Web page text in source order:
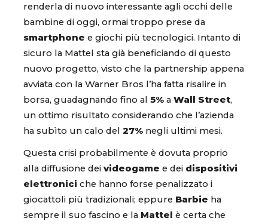
renderla di nuovo interessante agli occhi delle
bambine di oggi, ormai troppo prese da
smartphone e giochi più tecnologici. Intanto di
sicuro la Mattel sta già beneficiando di questo
nuovo progetto, visto che la partnership appena
avviata con la Warner Bros l’ha fatta risalire in
borsa, guadagnando fino al 5% a Wall Street,
un ottimo risultato considerando che l’azienda
ha subìto un calo del 27% negli ultimi mesi.
Questa crisi probabilmente è dovuta proprio
alla diffusione dei videogame e dei dispositivi
elettronici che hanno forse penalizzato i
giocattoli più tradizionali; eppure Barbie ha
sempre il suo fascino e la Mattel è certa che